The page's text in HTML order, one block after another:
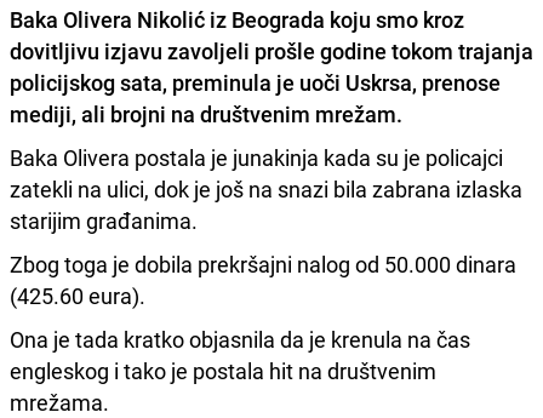
Baka Olivera Nikolić iz Beograda koju smo kroz
dovitljivu izjavu zavoljeli prošle godine tokom trajanja
policijskog sata, preminula je uoči Uskrsa, prenose
mediji, ali brojni na društvenim mrežam.
Baka Olivera postala je junakinja kada su je policajci
zatekli na ulici, dok je još na snazi bila zabrana izlaska
starijim građanima.
Zbog toga je dobila prekršajni nalog od 50.000 dinara
(425.60 eura).
Ona je tada kratko objasnila da je krenula na čas
engleskog i tako je postala hit na društvenim
mrežama.